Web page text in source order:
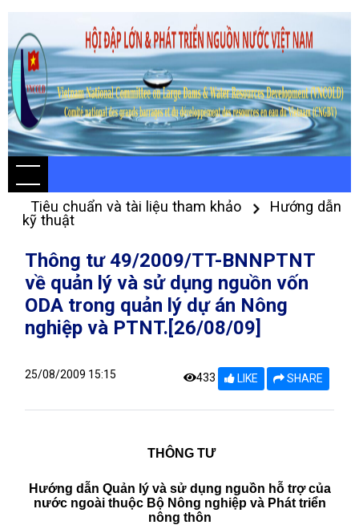
Tiêu chuẩn và tài liệu tham khảo
Hướng dẫn
kỹ thuật
Thông tư 49/2009/TT-BNNPTNT
về quản lý và sử dụng nguồn vốn
ODA trong quản lý dự án Nông
nghiệp và PTNT.[26/08/09]
25/08/2009 15:15 433 LIKE SHARE
THÔNG TƯ
Hướng dẫn Quản lý và sử dụng nguồn hỗ trợ của
nước ngoài thuộc Bộ Nông nghiệp và Phát triển
nông thôn